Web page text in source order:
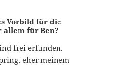
Vorbild für die
allem für Ben?
frei erfunden.
eher meinem